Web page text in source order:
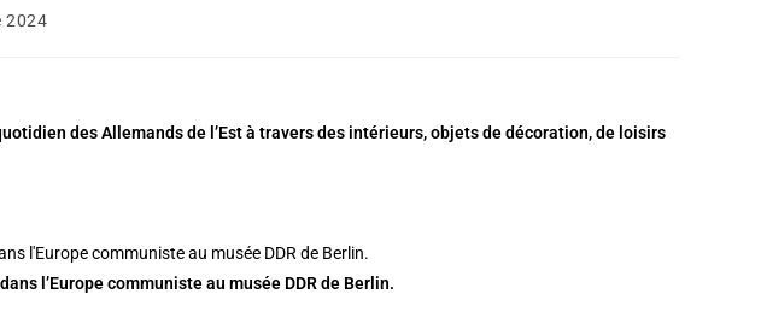
2024
des Allemands de l’Est à travers des intérieurs, objets de décoration, de loisirs
l’Europe communiste au musée DDR de Berlin.